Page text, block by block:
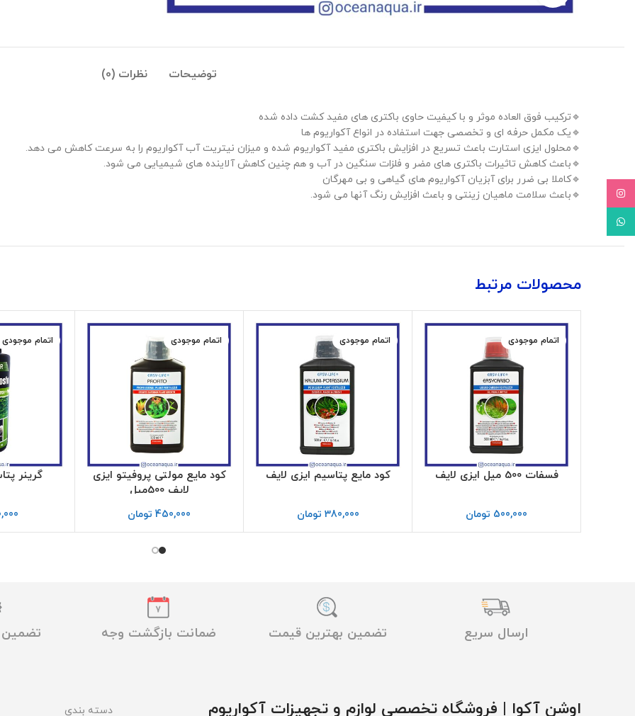
توضیحات نظرات (0)
🔹️ترکیب فوق العاده موثر و با کیفیت حاوی باکتری های مفید کشت داده شده
🔹️یک مکمل حرفه ای و تخصصی جهت استفاده در انواع آکواریوم ها
🔹️محلول ایزی استارت باعث تسریع در افزایش باکتری مفید آکواریوم شده و میزان نیتریت آب آکواریوم را به سرعت کاهش می دهد.
🔹️باعث کاهش تاثیرات باکتری های مضر و فلزات سنگین در آب و هم چنین کاهش آلاینده های شیمیایی می شود.
🔹️کاملا بی ضرر برای آبزیان آکواریوم های گیاهی و بی مهرگان
🔹️باعث سلامت ماهیان زینتی و باعث افزایش رنگ آنها می شود.
محصولات مرتبط
اتمام موجودی
فسفات 500 میل ایزی لایف
500,000 تومان
اتمام موجودی
کود مایع پتاسیم ایزی لایف
380,000 تومان
اتمام موجودی
کود مایع مولتی پروفیتو ایزی
لایف 500میل
450,000 تومان
اتمام موجودی
گرینر
ارسال سریع تضمین بهترین قیمت ضمانت بازگشت وجه تضمین
اوشن آکوا | فروشگاه تخصصی لوازم و تجهیزات آکواریوم دسته بندی
Instagram